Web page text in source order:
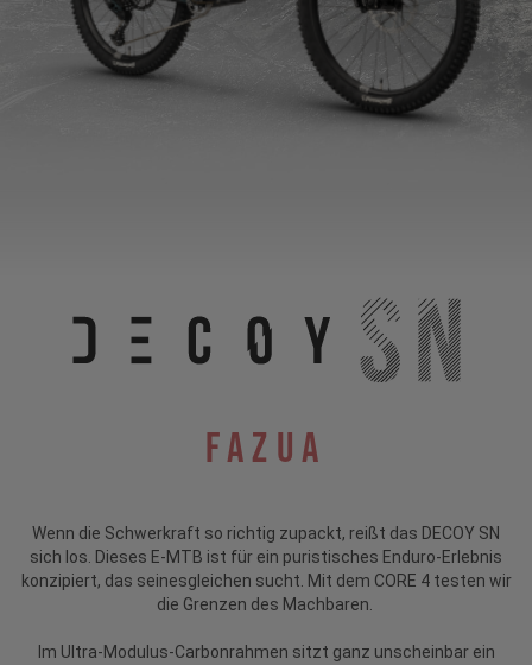
Fazua
Wenn die Schwerkraft so richtig zupackt, reißt das DECOY SN
sich los. Dieses E-MTB ist für ein puristisches Enduro-Erlebnis
konzipiert, das seinesgleichen sucht. Mit dem CORE 4 testen wir
die Grenzen des Machbaren.
Im Ultra-Modulus-Carbonrahmen sitzt ganz unscheinbar ein